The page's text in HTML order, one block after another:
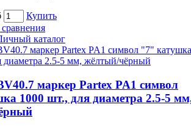
Купить
каталог
маркер Partex PA1 символ
1000 шт., для диаметра 2.5-5